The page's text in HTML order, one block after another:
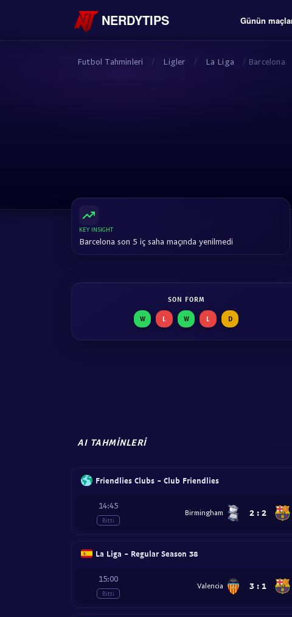
NERDYTIPS Günün
Futbol Tahminleri / Ligler / La Liga / Barcelona
KEY INSIGHT
Barcelona son 5 iç saha maçında yenilmedi
SON FORM
W L W L D
AI TAHMINLERI
Friendlies Clubs - Club Friendlies
14:45
Bitti
Birmingham 2 : 2
La Liga - Regular Season 38
15:00
Bitti
Valencia 3 : 1